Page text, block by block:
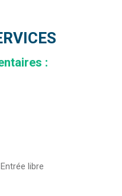
:
Entrée libre